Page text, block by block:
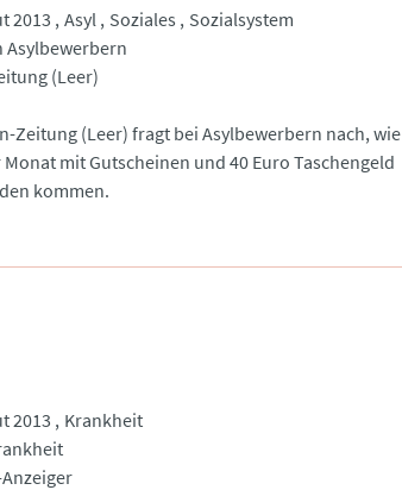
2013 Asyl Soziales
Sozialsystem
Asylbewerbern
(Leer)
Zeitung (Leer) fragt bei Asylbewerbern nach, wie
mit Gutscheinen und 40 Euro Taschengeld
kommen.
2013
Krankheit